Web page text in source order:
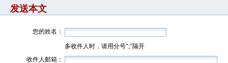
发送本文
您的姓名：
多收件人时，请用分号";"隔开
收件人邮箱：